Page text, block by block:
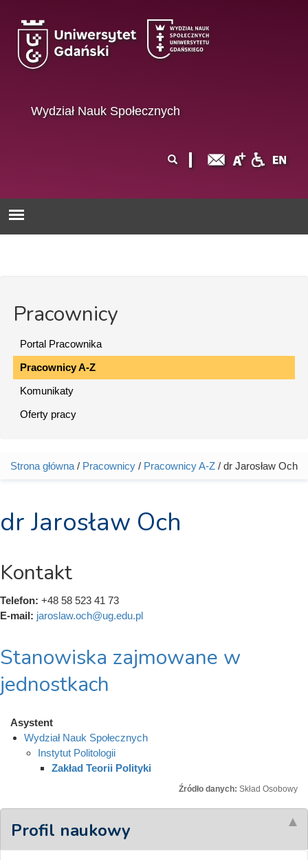
Wydział Nauk Społecznych
wyszukiwania
Pracownicy
Portal Pracownika
Pracownicy A-Z
Komunikaty
Oferty pracy
Jesteś tutaj
Strona główna / Pracownicy / Pracownicy A-Z / dr Jarosław Och
dr Jarosław Och
Kontakt
Telefon: +48 58 523 41 73
E-mail: jaroslaw.och@ug.edu.pl
Stanowiska zajmowane w
jednostkach
Asystent
Wydział Nauk Społecznych
Instytut Politologii
Zakład Teorii Polityki
Źródło danych: Skład Osobowy
Profil naukowy